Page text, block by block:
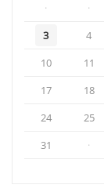
· ·
3
4
10
11
17
18
24
25
31
·